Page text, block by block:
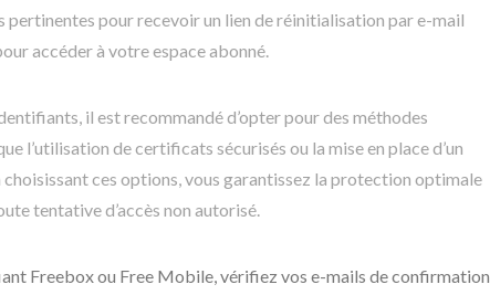
pertinentes pour recevoir un lien de réinitialisation par e-mail
accéder à votre espace abonné.
il est recommandé d’opter pour des méthodes
l’utilisation de certificats sécurisés ou la mise en place d’un
choisissant ces options, vous garantissez la protection optimale
tentative d’accès non autorisé.
Freebox ou Free Mobile, vérifiez vos e-mails de confirmation